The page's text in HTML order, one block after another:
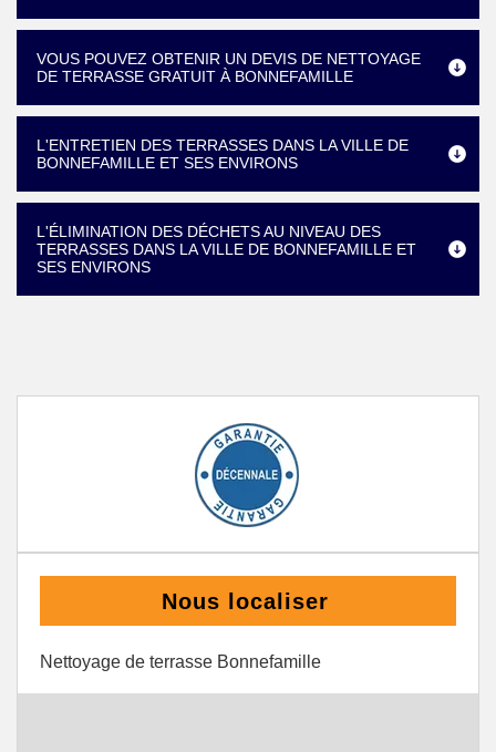
VOUS POUVEZ OBTENIR UN DEVIS DE NETTOYAGE
DE TERRASSE GRATUIT À BONNEFAMILLE
L'ENTRETIEN DES TERRASSES DANS LA VILLE DE
BONNEFAMILLE ET SES ENVIRONS
L'ÉLIMINATION DES DÉCHETS AU NIVEAU DES
TERRASSES DANS LA VILLE DE BONNEFAMILLE ET
SES ENVIRONS
Nous localiser
Nettoyage de terrasse Bonnefamille